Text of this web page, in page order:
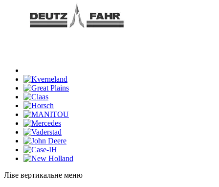
Ліве вертикальне меню